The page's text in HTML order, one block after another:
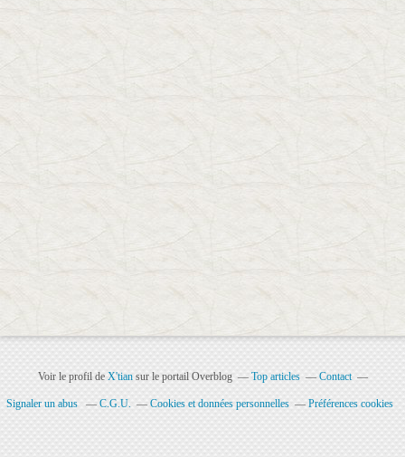
Voir le profil de X'tiansur le portail Overblog Top articles Contact
Signaler un abus C.G.U. Cookies et données personnelles Préférences cookies